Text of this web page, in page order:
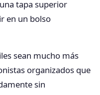
tapa superior
en un bolso
sean mucho más
organizados que
sin